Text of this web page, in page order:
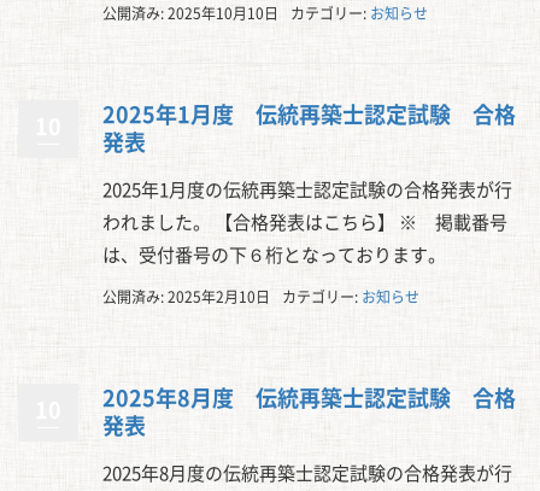
公開済み: 2025年10月10日 カテゴリー: お知らせ
2025年1月度 伝統再築士認定試験 合格
発表
2025年1月度の伝統再築士認定試験の合格発表が行
われました。 【合格発表はこちら】 ※ 掲載番号
は、受付番号の下６桁となっております。
公開済み: 2025年2月10日 カテゴリー: お知らせ
2025年8月度 伝統再築士認定試験 合格
発表
2025年8月度の伝統再築士認定試験の合格発表が行